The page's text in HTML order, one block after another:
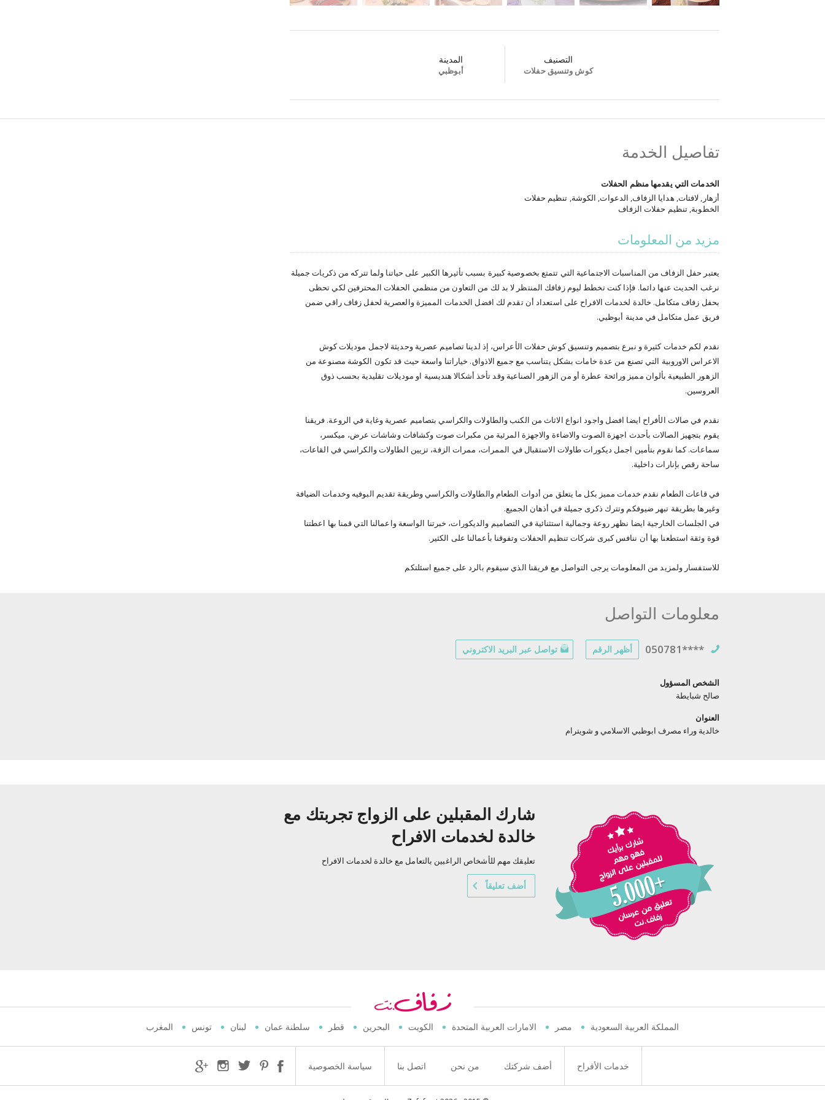
التصنيف
كوش وتنسيق حفلات
المدينة
أبوظبي
تفاصيل الخدمة
الخدمات التي يقدمها منظم الحفلات
أزهار, لافتات, هدايا الزفاف, الدعوات, الكوشة, تنظيم حفلات
الخطوبة, تنظيم حفلات الزفاف
مزيد من المعلومات
يعتبر حفل الزفاف من المناسبات الاجتماعية التي تتمتع بخصوصية كبيرة بسبب تأثيرها الكبير على حياتنا ولما تتركه من ذكريات جميلة
نرغب الحديث عنها دائما. فإذا كنت تخطط ليوم زفافك المنتظر لا بد لك من التعاون من منظمي الحفلات المحترفين لكي تحظى
بحفل زفاف متكامل. خالدة لخدمات الافراح على استعداد أن تقدم لك افضل الخدمات المميزة والعصرية لحفل زفاف راقي ضمن
فريق عمل متكامل في مدينة أبوظبي.
نقدم لكم خدمات كثيرة و نبرع بتصميم وتنسيق كوش حفلات الأعراس، إذ لدينا تصاميم عصرية وحديثة لاجمل موديلات كوش
الاعراس الاوروبية التي تصنع من عدة خامات بشكل يتناسب مع جميع الاذواق. خياراتنا واسعة حيث قد تكون الكوشة مصنوعة من
الزهور الطبيعية بألوان مميز ورائحة عطرة أو من الزهور الصناعية وقد تأخذ أشكالا هنديسية او موديلات تقليدية بحسب ذوق
العروسين.
نقدم في صالات الأفراح ايضا افضل واجود انواع الاثاث من الكنب والطاولات والكراسي بتصاميم عصرية وغاية في الروعة. فريقنا
يقوم بتجهيز الصالات بأحدث اجهزة الصوت والاضاءة والاجهزة المرئية من مكبرات صوت وكشافات وشاشات عرض، ميكسر،
سماعات. كما نقوم بتأمين اجمل ديكورات طاولات الاستقبال في الممرات، ممرات الزفة، تزيين الطاولات والكراسي في القاعات،
ساحة رقص بإنارات داخلية.
في قاعات الطعام نقدم خدمات مميز بكل ما يتعلق من أدوات الطعام والطاولات والكراسي وطريقة تقديم البوفيه وخدمات الضيافة
وغيرها بطريقة تبهر ضيوفكم وتترك ذكرى جميلة في أذهان الجميع.
في الجلسات الخارجية ايضا نظهر روعة وجمالية استثنائية في التصاميم والديكورات، خبرتنا الواسعة واعمالنا التي قمنا بها اعطتنا
قوة وثقة استطعنا بها أن ننافس كبرى شركات تنظيم الحفلات وتفوقنا بأعمالنا على الكثير.
للاستفسار ولمزيد من المعلومات يرجى التواصل مع فريقنا الذي سيقوم بالرد على جميع اسئلتكم
معلومات التواصل
050781**** أظهر الرقم تواصل عبر البريد الاكتروني
الشخص المسؤول
صالح شبايطة
العنوان
خالدية وراء مصرف ابوظبي الاسلامي و شويترام
شارك المقبلين على الزواج تجربتك مع
خالدة لخدمات الافراح
تعليقك مهم للأشخاص الراغبين بالتعامل مع خالدة لخدمات الافراح
أضف تعليقاً
المملكة العربية السعودية مصر الامارات العربية المتحدة الكويت البحرين قطر سلطنة عمان لبنان تونس المغرب
خدمات الأفراح أضف شركتك من نحن اتصل بنا سياسة الخصوصية